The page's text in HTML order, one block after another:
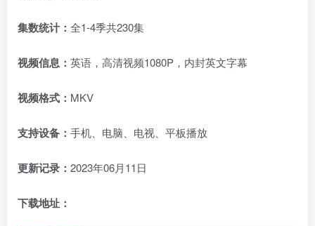
集数统计： 全1-4季共230集
视频信息： 英语，高清视频1080P，内封英文字幕
视频格式： MKV
支持设备： 手机、电脑、电视、平板播放
更新记录： 2023年06月11日
下载地址：